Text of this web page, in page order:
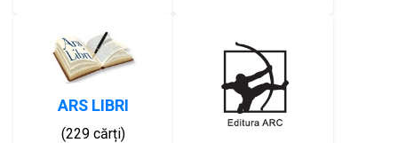
ARS LIBRI
(229 cărți)